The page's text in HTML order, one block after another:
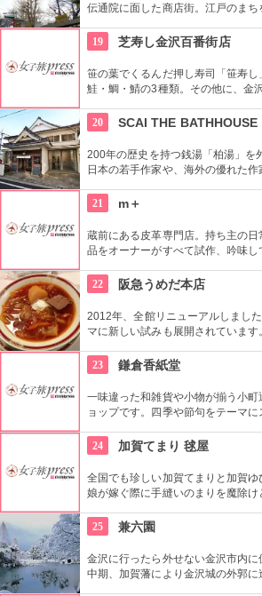
伝通院に面した商店街。江戸のまち
あります。多彩なお店が並んでい
す。
19 芝寿し金沢百番街店
笹の葉でくるんだ押し寿司「笹寿
鮭・鯛・鯖の3種類。その他に、金
20
SCAI THE BATHHOUSE
200年の歴史を持つ銭湯「柏湯」を
日本の若手作家や、海外の優れた作
21
m＋
蔵前にある皮革専門店。持ち主の
品をオーナーがすべて試作、吟味し
22
阪急うめだ本店
2012年、全館リニューアルしまし
マに新しい試みも展開されています
した「うめだスーク」、20店以上
ョーケースがズラリと並ぶスイーツ
魅力満載です。
23 鎌倉香紙堂
一味違った和雑貨や小物が揃う小
ョップです。四季や節句をテーマに
や手ぬぐいは、見ているだけで心が
24 加賀てまり 毬屋
全国でも珍しい加賀てまりと加賀
娘が嫁ぐ際に手縫いのまりを魔除
していて、自分でてまりやゆびぬき
25 兼六園
金沢に行ったら外せない金沢市内
中期、加賀藩により金沢城の外郭に